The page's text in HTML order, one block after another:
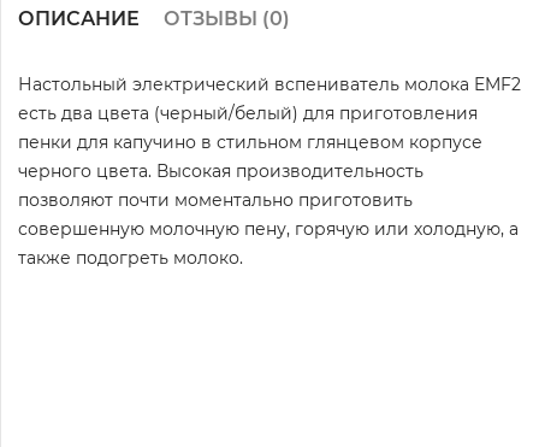
ОПИСАНИЕ ОТЗЫВЫ (0)
Настольный электрический вспениватель молока EMF2
есть два цвета (черный/белый) для приготовления
пенки для капучино в стильном глянцевом корпусе
черного цвета. Высокая производительность
позволяют почти моментально приготовить
совершенную молочную пену, горячую или холодную, а
также подогреть молоко.